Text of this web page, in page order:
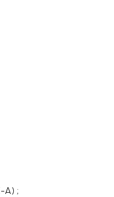
A) ;